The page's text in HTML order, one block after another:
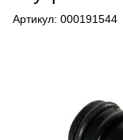
Артикул: 000191544